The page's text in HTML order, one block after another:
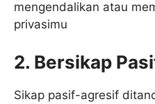
mengendalikan atau
privasimu
2. Bersikap
Sikap pasif-agresif